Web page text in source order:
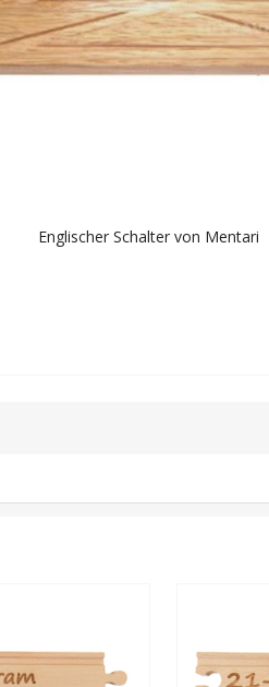
Englischer Schalter von Mentari